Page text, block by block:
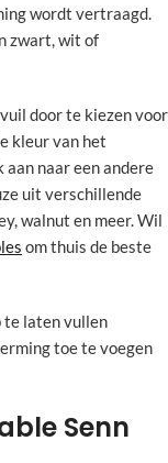
wordt vertraagd.
zwart, wit of
door te kiezen voor
kleur van het
naar een andere
uit verschillende
walnut en meer. Wil
om thuis de beste
te laten vullen
toe te voegen
Senn